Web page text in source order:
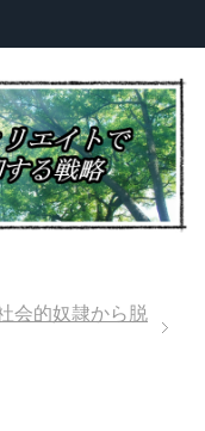
会的奴隷から脱